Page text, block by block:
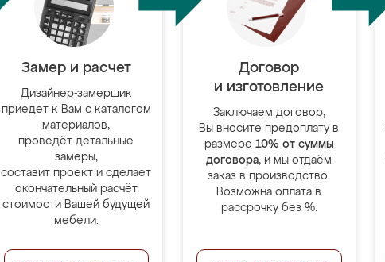
Замер и расчет
Дизайнер-замерщик
приедет к Вам с каталогом
материалов,
проведёт детальные
замеры,
составит проект и сделает
окончательный расчёт
стоимости Вашей будущей
мебели.
Договор
и изготовление
Заключаем договор,
Вы вносите предоплату в
размере 10% от суммы
договора, и мы отдаём
заказ в производство.
Возможна оплата в
рассрочку без %.